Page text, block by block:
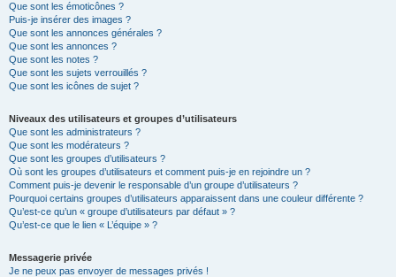
Que sont les émoticônes ?
Puis-je insérer des images ?
Que sont les annonces générales ?
Que sont les annonces ?
Que sont les notes ?
Que sont les sujets verrouillés ?
Que sont les icônes de sujet ?
Niveaux des utilisateurs et groupes d’utilisateurs
Que sont les administrateurs ?
Que sont les modérateurs ?
Que sont les groupes d’utilisateurs ?
Où sont les groupes d’utilisateurs et comment puis-je en rejoindre un ?
Comment puis-je devenir le responsable d’un groupe d’utilisateurs ?
Pourquoi certains groupes d’utilisateurs apparaissent dans une couleur différente ?
Qu’est-ce qu’un « groupe d’utilisateurs par défaut » ?
Qu’est-ce que le lien « L’équipe » ?
Messagerie privée
Je ne peux pas envoyer de messages privés !